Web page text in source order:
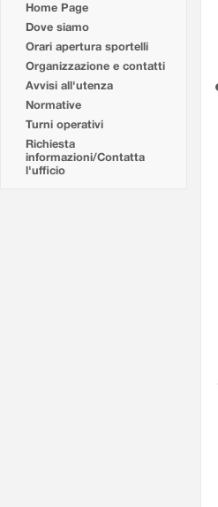
Home Page
Dove siamo
Orari apertura sportelli
Organizzazione e contatti
Avvisi all'utenza
Normative
Turni operativi
Richiesta
informazioni/Contatta
l'ufficio